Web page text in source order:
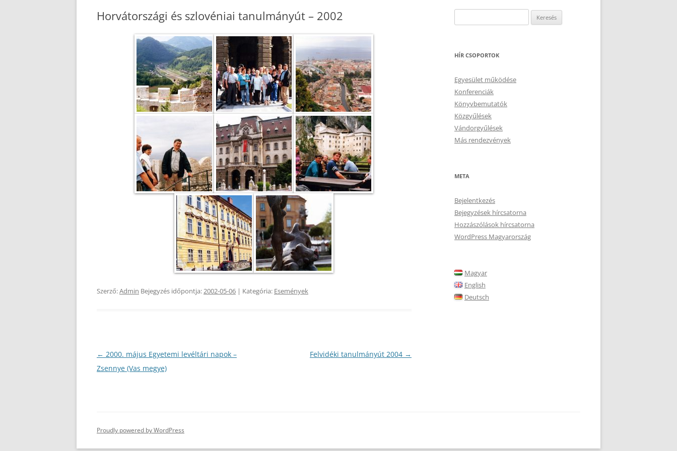
Horvátországi és szlovéniai tanulmányút – 2002
Szerző:Admin Bejegyzés időpontja:2002-05-06 | Kategória: Események
Bejegyzés
navigáció
← 2000. május Egyetemi levéltári napok –
Zsennye (Vas megye)
Felvidéki tanulmányút 2004 →
HÍR CSOPORTOK
Egyesület működése
Konferenciák
Könyvbemutatók
Közgyűlések
Vándorgyűlések
Más rendezvények
META
Bejelentkezés
Bejegyzések hírcsatorna
Hozzászólások hírcsatorna
WordPress Magyarország
Magyar
English
Deutsch
Proudly powered by WordPress